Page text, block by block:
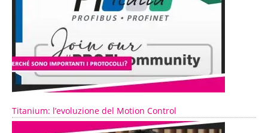
Titanium: l’evoluzione del Motion Control